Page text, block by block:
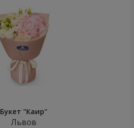
Букет "Каир"
Львов